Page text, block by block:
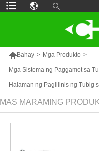
Bahay > Mga Produkto >
Mga Sistema ng Paggamot sa
Halaman ng Paglilinis ng Tubig
MAS MARAMING